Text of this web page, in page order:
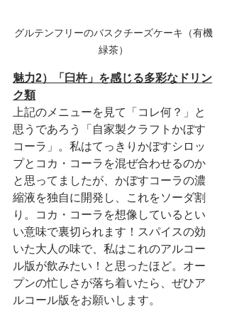
グルテンフリーのバスクチーズケーキ（有機
緑茶）
魅力2）「臼杵」を感じる多彩なドリン
ク類
上記のメニューを見て「コレ何？」と
思うであろう「自家製クラフトかぼす
コーラ」。私はてっきりかぼすシロッ
プとコカ・コーラを混ぜ合わせるのか
と思ってましたが、かぼすコーラの濃
縮液を独自に開発し、これをソーダ割
り。コカ・コーラを想像しているとい
い意味で裏切られます！スパイスの効
いた大人の味で、私はこれのアルコー
ル版が飲みたい！と思ったほど。オー
プンの忙しさが落ち着いたら、ぜひア
ルコール版をお願いします。